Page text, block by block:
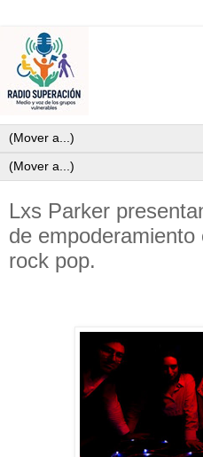
Lxs Parker
de
rock pop.